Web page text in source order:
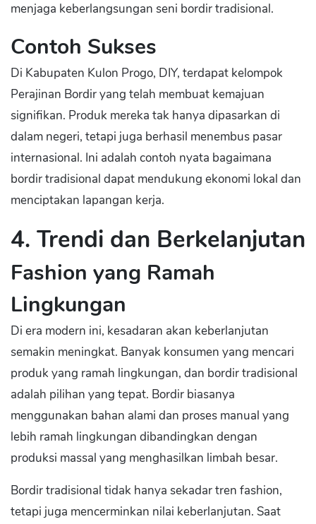
menjaga keberlangsungan seni bordir tradisional.
Contoh Sukses
Di Kabupaten Kulon Progo, DIY, terdapat kelompok
Perajinan Bordir yang telah membuat kemajuan
signifikan. Produk mereka tak hanya dipasarkan di
dalam negeri, tetapi juga berhasil menembus pasar
internasional. Ini adalah contoh nyata bagaimana
bordir tradisional dapat mendukung ekonomi lokal dan
menciptakan lapangan kerja.
4. Trendi dan Berkelanjutan
Fashion yang Ramah
Lingkungan
Di era modern ini, kesadaran akan keberlanjutan
semakin meningkat. Banyak konsumen yang mencari
produk yang ramah lingkungan, dan bordir tradisional
adalah pilihan yang tepat. Bordir biasanya
menggunakan bahan alami dan proses manual yang
lebih ramah lingkungan dibandingkan dengan
produksi massal yang menghasilkan limbah besar.
Bordir tradisional tidak hanya sekadar tren fashion,
tetapi juga mencerminkan nilai keberlanjutan. Saat